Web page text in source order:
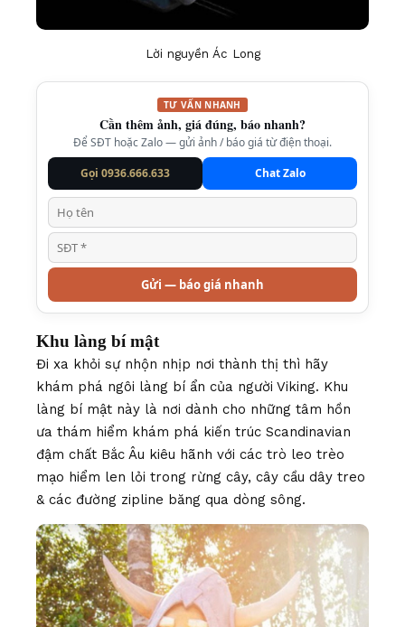
Lời nguyền Ác Long
TƯ VẤN NHANH
Cần thêm ảnh, giá đúng, báo nhanh?
Để SĐT hoặc Zalo — gửi ảnh / báo giá từ điện thoại.
Gọi 0936.666.633
Chat Zalo
Gửi — báo giá nhanh
Khu làng bí mật
Đi xa khỏi sự nhộn nhịp nơi thành thị thì hãy
khám phá ngôi làng bí ẩn của người Viking. Khu
làng bí mật này là nơi dành cho những tâm hồn
ưa thám hiểm khám phá kiến trúc Scandinavian
đậm chất Bắc Âu kiêu hãnh với các trò leo trèo
mạo hiểm len lỏi trong rừng cây, cây cầu dây treo
& các đường zipline băng qua dòng sông.